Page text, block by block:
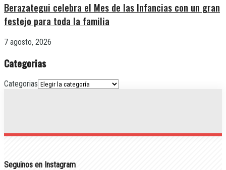
Berazategui celebra el Mes de las Infancias con un gran
festejo para toda la familia
7 agosto, 2026
Categorias
Categorias
Seguinos en Instagram